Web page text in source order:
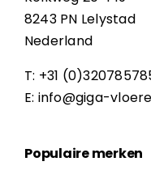
8243 PN Lelystad
Nederland
T: +31
E: info@giga-
Populaire merken